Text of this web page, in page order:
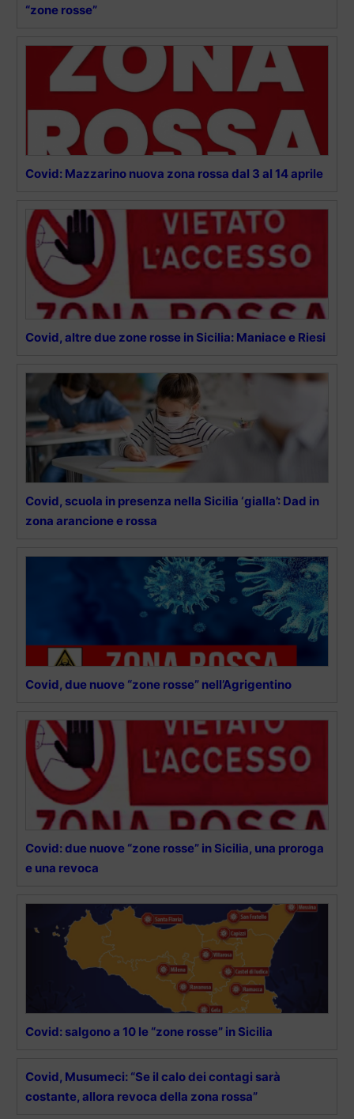
“zone rosse”
Covid: Mazzarino nuova zona rossa dal 3 al 14 aprile
Covid, altre due zone rosse in Sicilia: Maniace e Riesi
Covid, scuola in presenza nella Sicilia ‘gialla’: Dad in
zona arancione e rossa
Covid, due nuove “zone rosse” nell’Agrigentino
Covid: due nuove “zone rosse” in Sicilia, una proroga
e una revoca
Covid: salgono a 10 le “zone rosse” in Sicilia
Covid, Musumeci: “Se il calo dei contagi sarà
costante, allora revoca della zona rossa”